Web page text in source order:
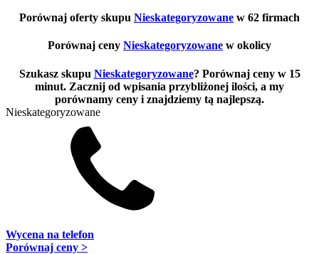
Porównaj oferty skupu Nieskategoryzowane w 62 firmach
Porównaj ceny Nieskategoryzowane w okolicy
Szukasz skupu Nieskategoryzowane? Porównaj ceny w 15
minut. Zacznij od wpisania przybliżonej ilości, a my
porównamy ceny i znajdziemy tą najlepszą.
Nieskategoryzowane
Wycena na telefon
Porównaj ceny >